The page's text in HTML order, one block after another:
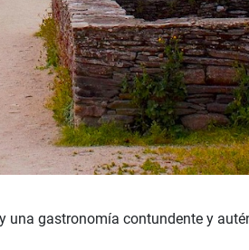
gastronomía contundente y